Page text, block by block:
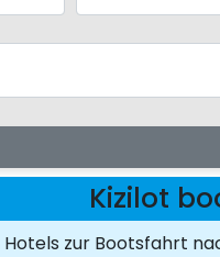
Kizilot
zur Bootsfahrt